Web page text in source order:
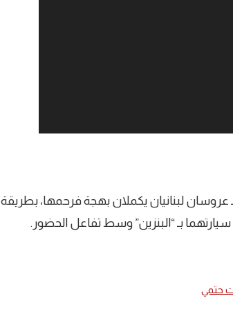
لبنانيان يكملان بهجة فرحمها، بطريقة
بـ “البنزين” وسط تفاعل الحضور.
حتمي